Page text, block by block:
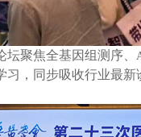
聚焦全基因组测序、
习，同步吸收行业最